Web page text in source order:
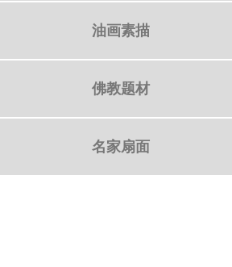
油画素描
佛教题材
名家扇面